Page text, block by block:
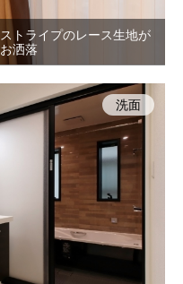
ストライプのレース生地が
お洒落
洗面